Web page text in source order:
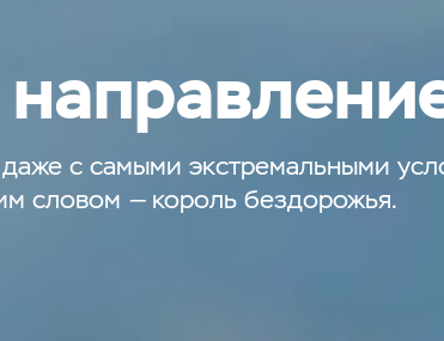
с самыми экстремальными
словом — король бездорожья.